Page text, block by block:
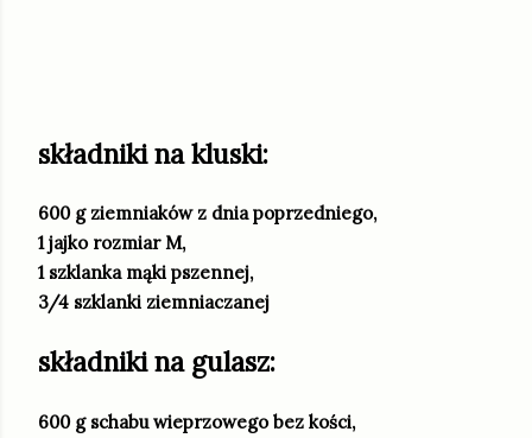
składniki na kluski:
600 g ziemniaków z dnia poprzedniego,
1 jajko rozmiar M,
1 szklanka mąki pszennej,
3/4 szklanki ziemniaczanej
składniki na gulasz:
600 g schabu wieprzowego bez kości,